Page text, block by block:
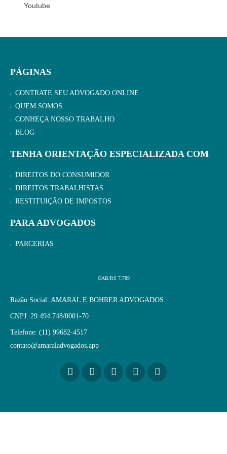
Youtube
PÁGINAS
CONTRATE SEU ADVOGADO ONLINE
QUEM SOMOS
CONHEÇA NOSSO TRABALHO
BLOG
TENHA ORIENTAÇÃO ESPECIALIZADA COM
DIREITOS DO CONSUMIDOR
DIREITOS TRABALHISTAS
RESTITUIÇÃO DE IMPOSTOS
PARA ADVOGADOS
PARCERIAS
OAB/RS 7.789
Razão Social: AMARAL E BOHRER ADVOGADOS
CNPJ: 29.494.748/0001-70
Telefone: (11) 99682-4517
contato@amaraladvogados.app